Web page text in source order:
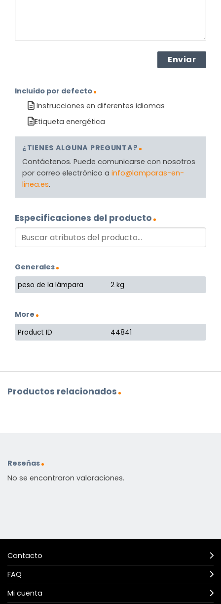
Incluido por defecto
Instrucciones en diferentes idiomas
Etiqueta energética
¿TIENES ALGUNA PREGUNTA?
Contáctenos. Puede comunicarse con nosotros
por correo electrónico a info@lamparas-en-
linea.es.
Especificaciones del producto
Generales
peso de la lámpara 2 kg
More
Product ID 44841
Productos relacionados
Reseñas
No se encontraron valoraciones.
Contacto
FAQ
Mi cuenta